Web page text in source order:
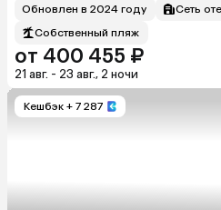
Обновлен в 2024 году
Сеть
Собственный пляж
от 400 455 ₽
21 авг. - 23 авг., 2 ночи
Кешбэк + 7 287